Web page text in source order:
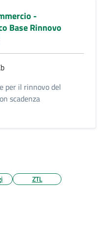
-
Base Rinnovo
per il rinnovo del
scadenza
ZTL